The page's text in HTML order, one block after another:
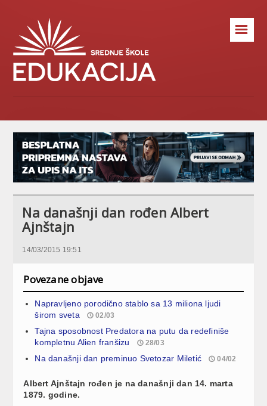
☰
Na današnji dan rođen Albert
Ajnštajn
14/03/2015 19:51
Povezane objave
Napravljeno porodično stablo sa 13 miliona ljudi
širom sveta
02/03
Tajna sposobnost Predatora na putu da redefiniše
kompletnu Alien franšizu
28/03
Na današnji dan preminuo Svetozar Miletić 04/02
Albert Ajnštajn rođen je na današnji dan 14. marta
1879. godine.